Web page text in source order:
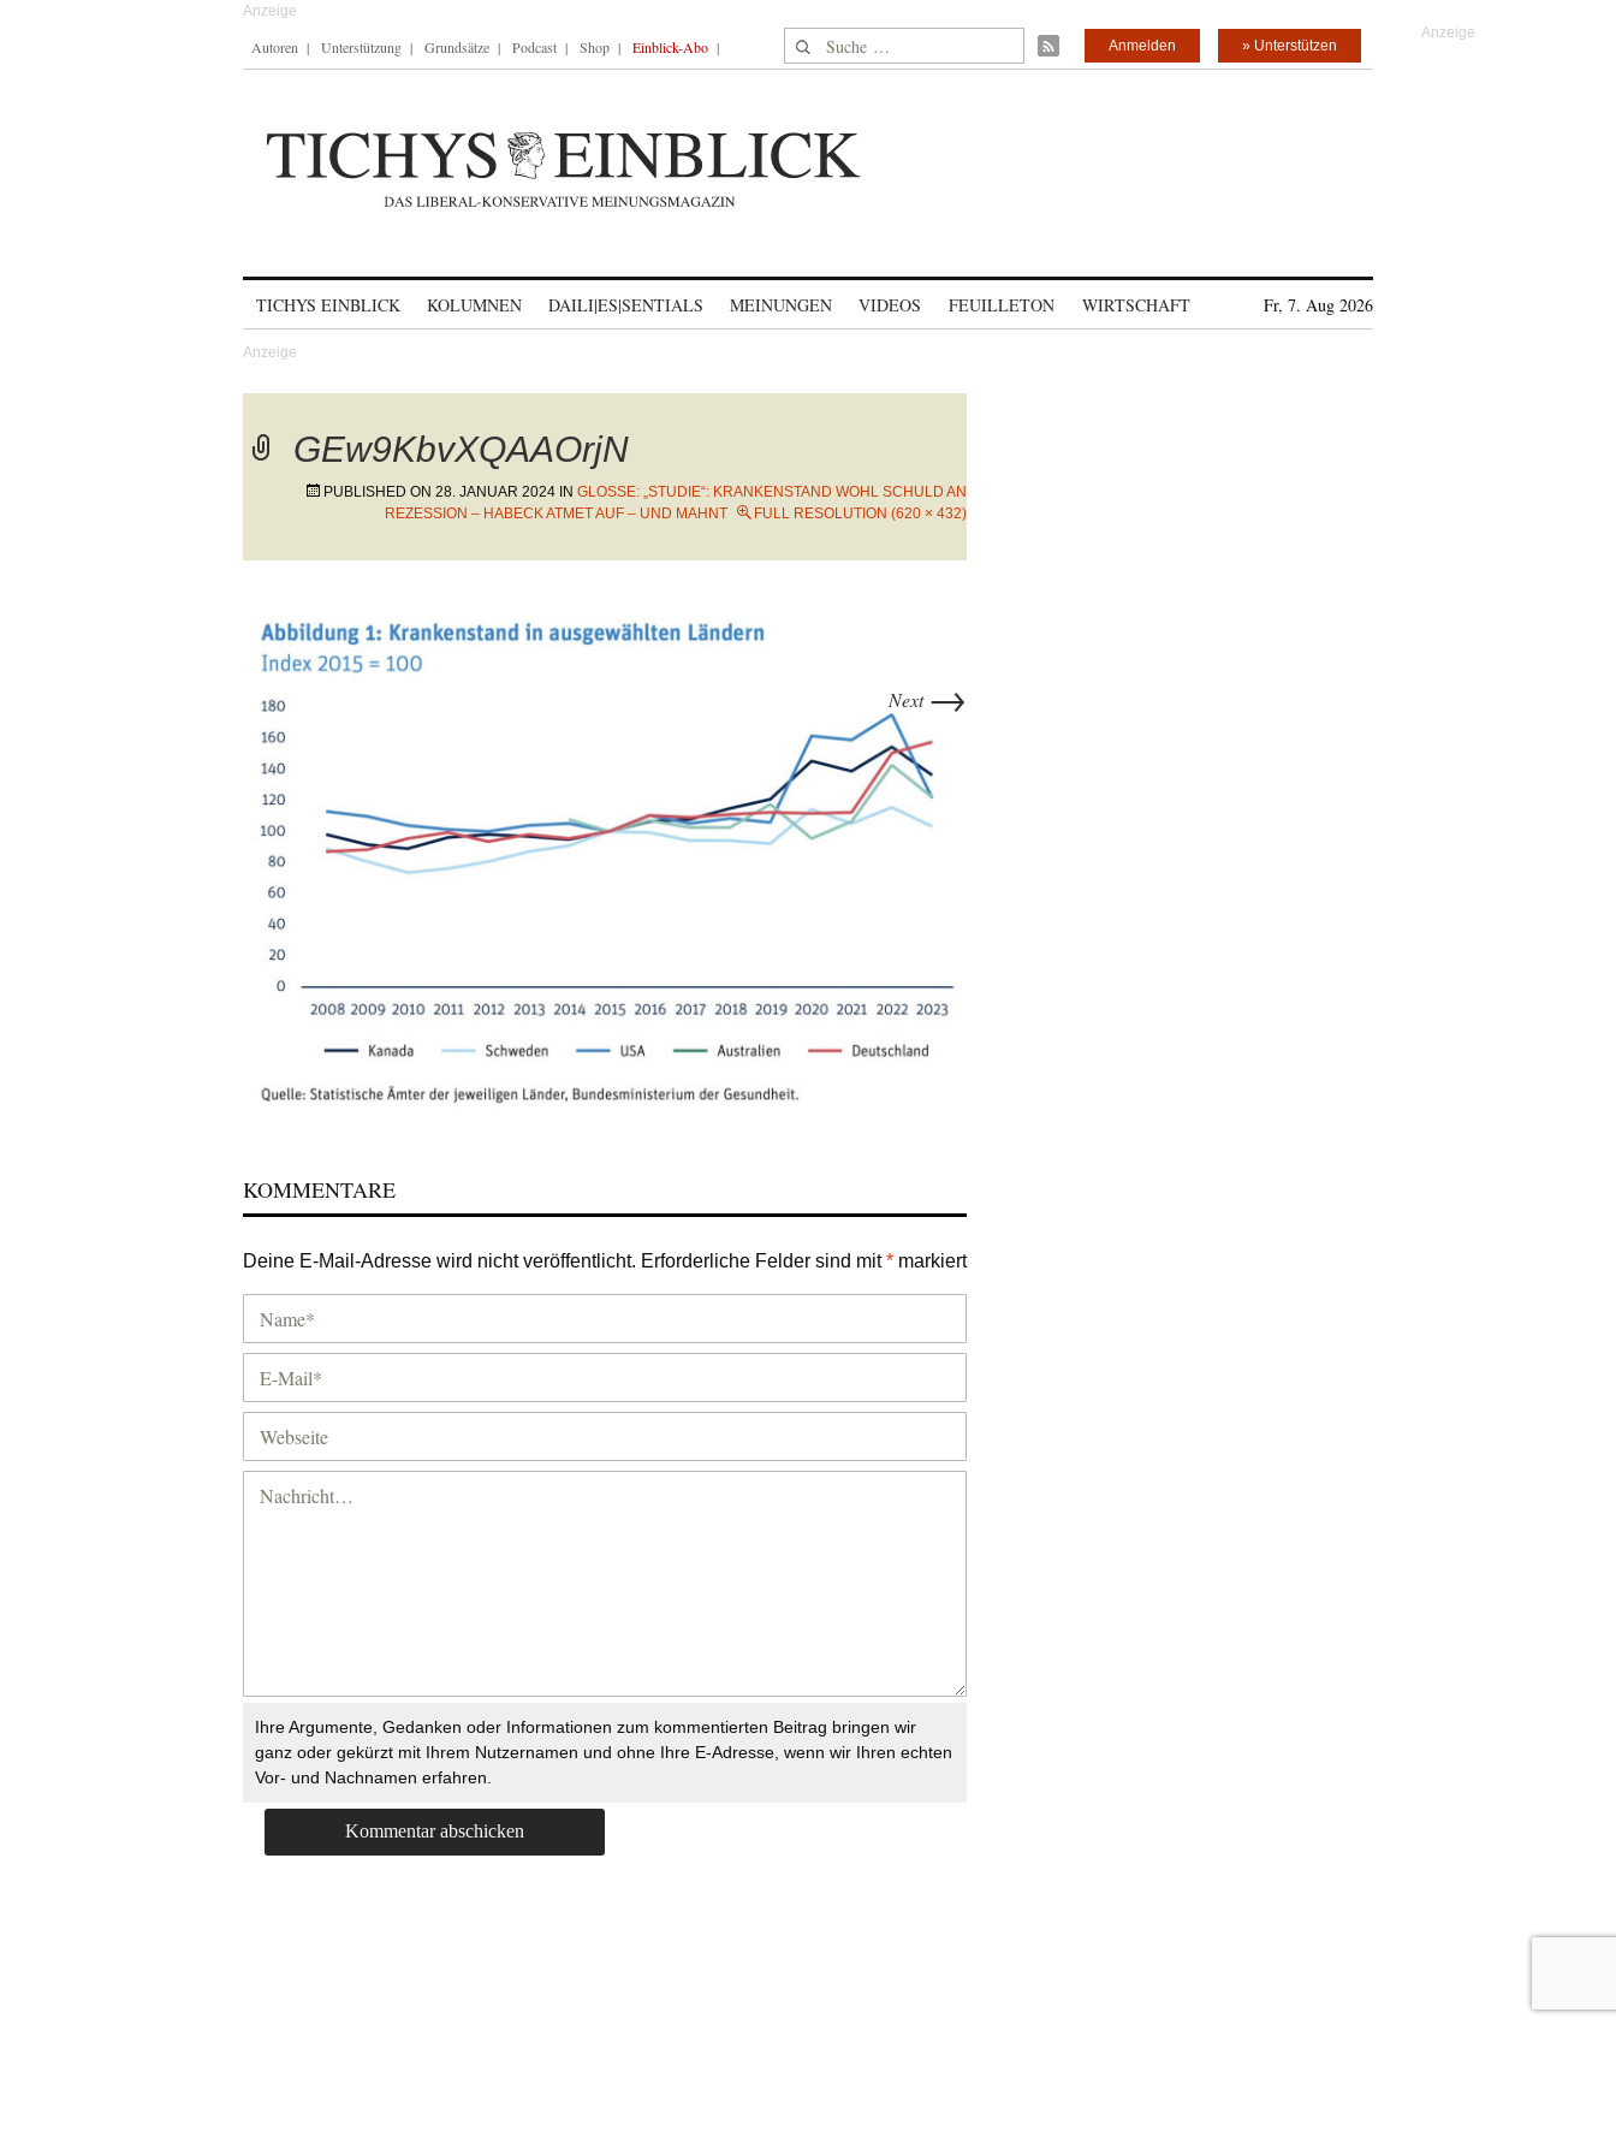
Autoren Unterstützung Grundsätze Podcast Shop Einblick-Abo Suche nach: » Unterstützen
Anmelden
TICHYS EINBLICK KOLUMNEN DAILI|ES|SENTIALS MEINUNGEN VIDEOS FEUILLETON WIRTSCHAFT Fr, 7. Aug 2026
GEw9KbvXQAAOrjN
PUBLISHED ON 28. JANUAR 2024 IN GLOSSE: „STUDIE“: KRANKENSTAND WOHL SCHULD AN
REZESSION – HABECK ATMET AUF – UND MAHNT
FULL RESOLUTION (620 × 432)
Next →
KOMMENTARE
Deine E-Mail-Adresse wird nicht veröffentlicht. Erforderliche Felder sind mit* markiert
Ihre Argumente, Gedanken oder Informationen zum kommentierten Beitrag bringen wir
ganz oder gekürzt mit Ihrem Nutzernamen und ohne Ihre E-Adresse, wenn wir Ihren echten
Vor- und Nachnamen erfahren.